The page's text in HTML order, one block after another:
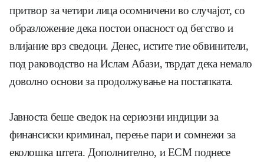
притвор за четири лица осомничени во случајот, со
образложение дека постои опасност од бегство и
влијание врз сведоци. Денес, истите тие обвинители,
под раководство на Ислам Абази, тврдат дека немало
доволно основи за продолжување на постапката.
Јавноста беше сведок на сериозни индиции за
финансиски криминал, перење пари и сомнежи за
еколошка штета. Дополнително, и ЕСМ поднесе